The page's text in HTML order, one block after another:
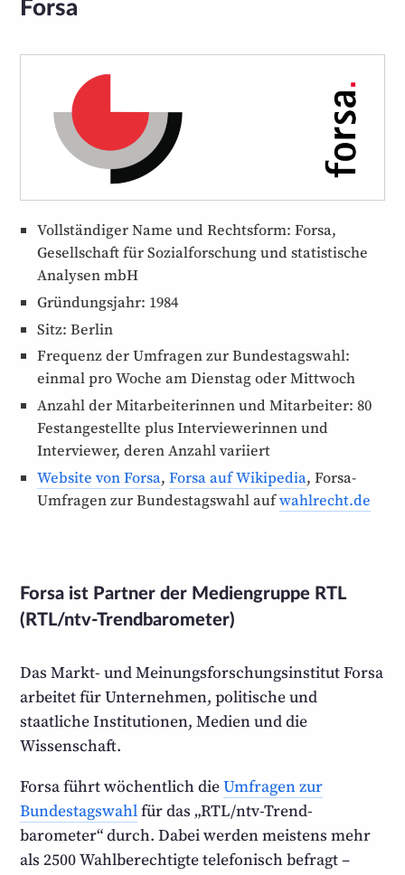
Forsa
Vollständiger Name und Rechtsform: Forsa,
Gesellschaft für Sozial­forschung und statistische
Analysen mbH
Gründungsjahr: 1984
Sitz: Berlin
Frequenz der Umfragen zur Bundestagswahl:
einmal pro Woche am Dienstag oder Mittwoch
Anzahl der Mitarbeiter­innen und Mitarbeiter: 80
Fest­angestellte plus Interviewer­innen und
Interviewer, deren Anzahl variiert
Website von Forsa,Forsa auf Wikipedia, Forsa-
Umfragen zur Bundestagswahl aufwahlrecht.de
Forsa ist Partner der Mediengruppe RTL
(RTL/ntv-Trend­barometer)
Das Markt- und Meinungs­forschungs­institut Forsa
arbeitet für Unternehmen, politische und
staatliche Institutionen, Medien und die
Wissenschaft.
Forsa führt wöchentlich dieUmfragen zur
Bundestagswahlfür das „RTL/ntv-Trend­
barometer“ durch. Dabei werden meistens mehr
als 2500 Wahl­berechtigte telefonisch befragt –